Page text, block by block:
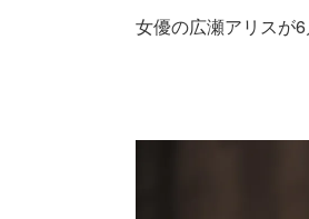
女優の広瀬アリスが